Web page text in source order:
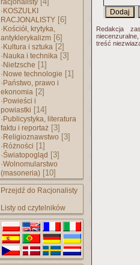
racjonalisty
· KOSZULKI
RACJONALISTY [6]
· Kościół, krytyka,
antyklerykalizm [6]
· Kultura i sztuka [2]
· Nauka i technika [3]
· Nietzsche [1]
· Nowe technologie [1]
· Państwo, prawo i
ekonomia [2]
· Powieści i
powiastki [14]
· Publicystyka, literatura
faktu i reportaż [3]
· Religioznawstwo [3]
· Różności [1]
·Światopogląd [3]
·Wolnomularstwo
(masoneria) [10]
Przejdź do Racjonalisty
Listy od czytelników
Redakcja
treść